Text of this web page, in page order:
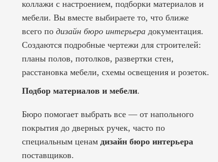
коллажи с настроением, подборки материалов и
мебели. Вы вместе выбираете то, что ближе
всего по дизайн бюро интерьера документация.
Создаются подробные чертежи для строителей:
планы полов, потолков, развертки стен,
расстановка мебели, схемы освещения и розеток.
Подбор материалов и мебели.
Бюро помогает выбрать все — от напольного
покрытия до дверных ручек, часто по
специальным ценам дизайн бюро интерьера
поставщиков.